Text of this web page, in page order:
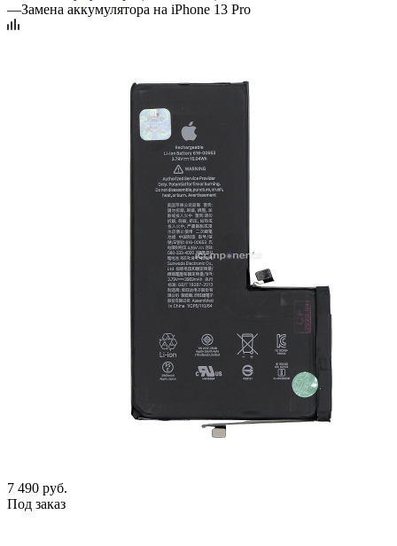
—Замена аккумулятора на iPhone 13 Pro
7 490 руб.
Под заказ